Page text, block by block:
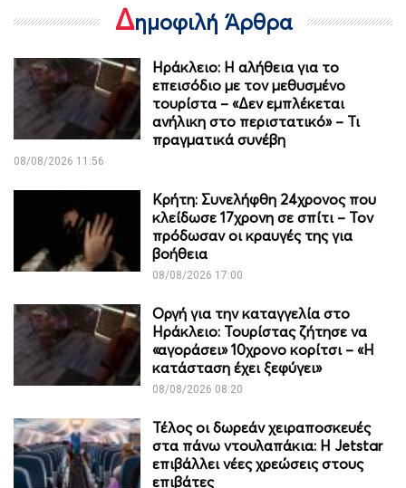
Δημοφιλή Άρθρα
Ηράκλειο: Η αλήθεια για το
επεισόδιο με τον μεθυσμένο
τουρίστα – «Δεν εμπλέκεται
ανήλικη στο περιστατικό» – Τι
πραγματικά συνέβη
08/08/2026 11:56
Κρήτη: Συνελήφθη 24χρονος που
κλείδωσε 17χρονη σε σπίτι – Τον
πρόδωσαν οι κραυγές της για
βοήθεια
08/08/2026 17:00
Οργή για την καταγγελία στο
Ηράκλειο: Τουρίστας ζήτησε να
«αγοράσει» 10χρονο κορίτσι – «Η
κατάσταση έχει ξεφύγει»
08/08/2026 08:20
Τέλος οι δωρεάν χειραποσκευές
στα πάνω ντουλαπάκια: Η Jetstar
επιβάλλει νέες χρεώσεις στους
επιβάτες